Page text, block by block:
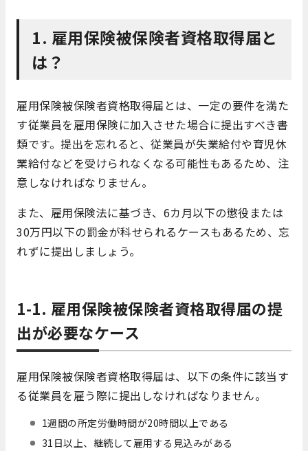
1. 雇用保険被保険者資格取得届と
は？
雇用保険被保険者資格取得届とは、一定の要件を満た
す従業員を雇用保険に加入させた場合に提出すべき書
類です。提出を忘れると、従業員が失業給付や育児休
業給付などを受けられなくなる可能性もあるため、注
意しなければなりません。
また、雇用保険法に基づき、6カ月以下の懲役または
30万円以下の罰金が科せられるケースもあるため、忘
れずに提出しましょう。
1-1. 雇用保険被保険者資格取得届の提
出が必要なケース
雇用保険被保険者資格取得届は、以下の条件に該当す
る従業員を雇う際に提出しなければなりません。
1週間の所定労働時間が20時間以上である
31日以上、継続して雇用する見込みがある